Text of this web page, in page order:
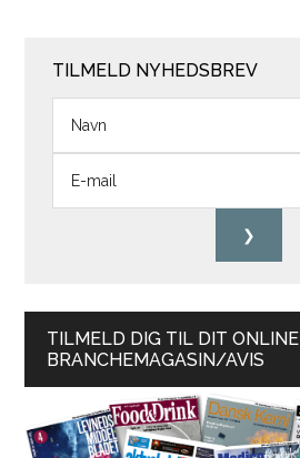
TILMELD NYHEDSBREV
TILMELD DIG TIL DIT ONLINE
BRANCHEMAGASIN/AVIS